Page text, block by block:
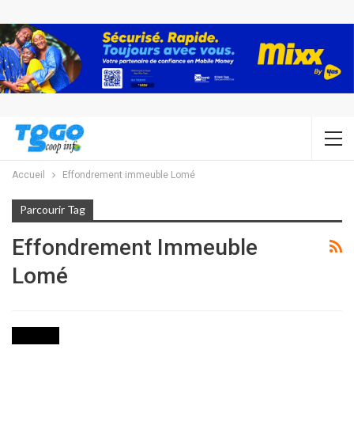
Accueil Effondrement immeuble Lomé
Parcourir Tag
Effondrement Immeuble
Lomé